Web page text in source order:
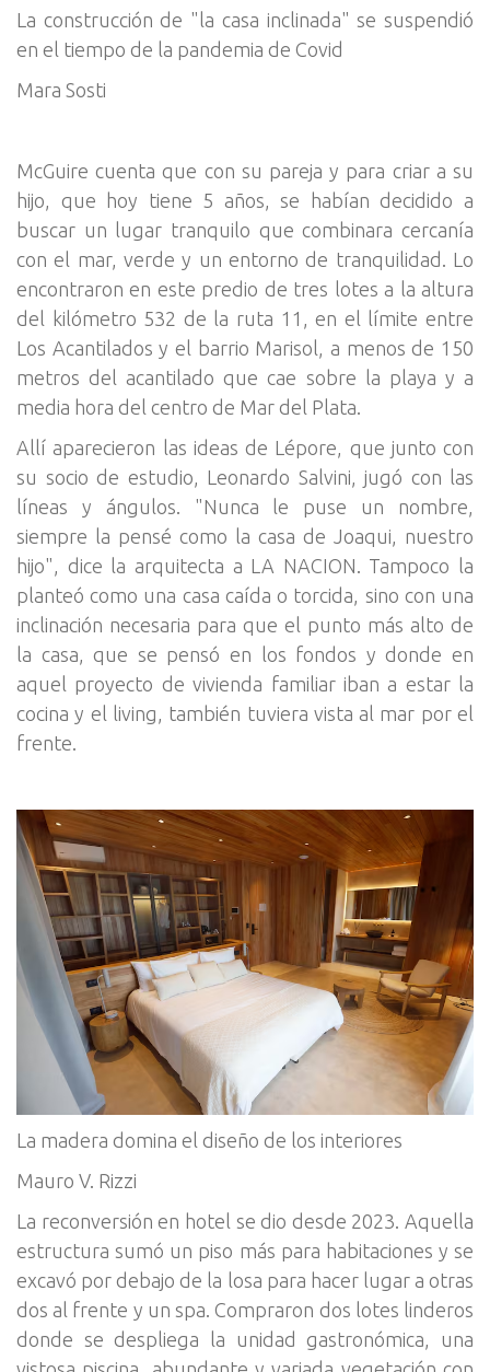
La construcción de "la casa inclinada" se suspendió
en el tiempo de la pandemia de Covid
Mara Sosti
McGuire cuenta que con su pareja y para criar a su
hijo, que hoy tiene 5 años, se habían decidido a
buscar un lugar tranquilo que combinara cercanía
con el mar, verde y un entorno de tranquilidad. Lo
encontraron en este predio de tres lotes a la altura
del kilómetro 532 de la ruta 11, en el límite entre
Los Acantilados y el barrio Marisol, a menos de 150
metros del acantilado que cae sobre la playa y a
media hora del centro de Mar del Plata.
Allí aparecieron las ideas de Lépore, que junto con
su socio de estudio, Leonardo Salvini, jugó con las
líneas y ángulos. "Nunca le puse un nombre,
siempre la pensé como la casa de Joaqui, nuestro
hijo", dice la arquitecta a LA NACION. Tampoco la
planteó como una casa caída o torcida, sino con una
inclinación necesaria para que el punto más alto de
la casa, que se pensó en los fondos y donde en
aquel proyecto de vivienda familiar iban a estar la
cocina y el living, también tuviera vista al mar por el
frente.
La madera domina el diseño de los interiores
Mauro V. Rizzi
La reconversión en hotel se dio desde 2023. Aquella
estructura sumó un piso más para habitaciones y se
excavó por debajo de la losa para hacer lugar a otras
dos al frente y un spa. Compraron dos lotes linderos
donde se despliega la unidad gastronómica, una